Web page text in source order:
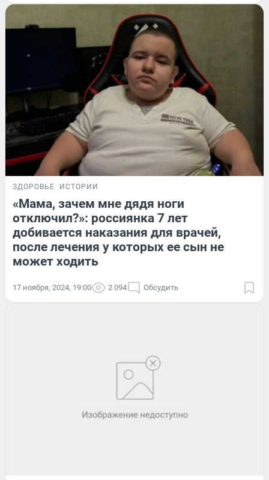
ЗДОРОВЬЕ ИСТОРИИ
«Мама, зачем мне дядя ноги
отключил?»: россиянка 7 лет
добивается наказания для врачей,
после лечения у которых ее сын не
может ходить
17 ноября, 2024, 19:00 2 094 Обсудить